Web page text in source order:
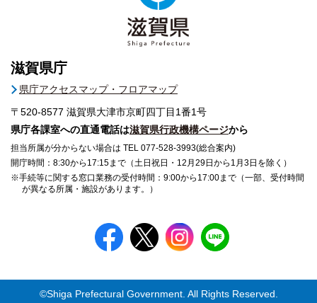
滋賀県庁
県庁アクセスマップ・フロアマップ
〒520-8577 滋賀県大津市京町四丁目1番1号
県庁各課室への直通電話は滋賀県行政機構ページから
担当所属が分からない場合は TEL 077-528-3993(総合案内)
開庁時間：8:30から17:15まで（土日祝日・12月29日から1月3日を除く）
※手続等に関する窓口業務の受付時間：9:00から17:00まで（一部、受付時間
が異なる所属・施設があります。）
©Shiga Prefectural Government. All Rights Reserved.